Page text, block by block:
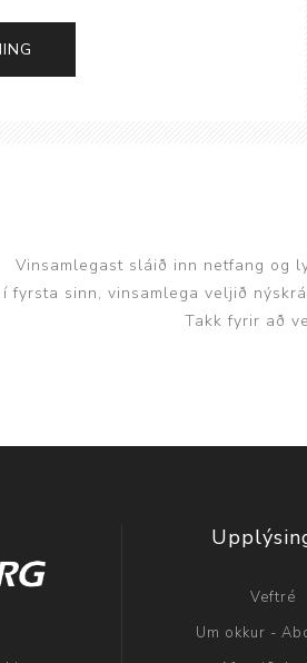
Vinsamlegast sláið inn netfang og
fyrsta sinn, vinsamlega veljið
Takk fyrir að
Veftré
Um okkur -